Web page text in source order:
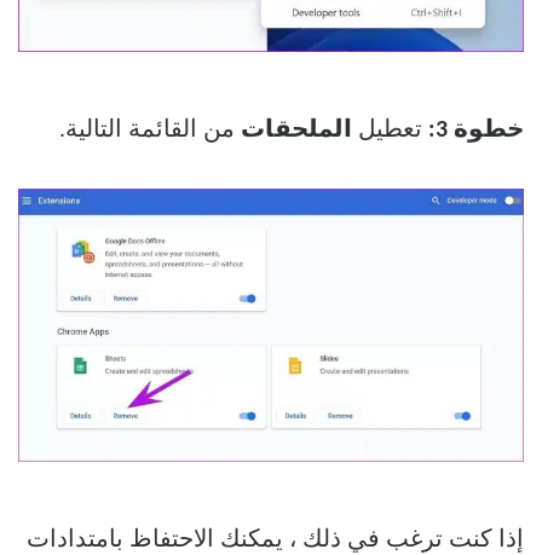
خطوة 3: تعطيل الملحقات من القائمة التالية.
إذا كنت ترغب في ذلك ، يمكنك الاحتفاظ بامتدادات